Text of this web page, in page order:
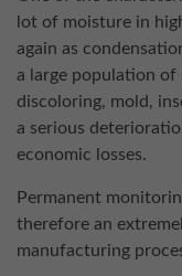
lot of moisture in
again as
a large population of
discoloring, mold,
a serious
economic losses.
Permanent
therefore an
manufacturing